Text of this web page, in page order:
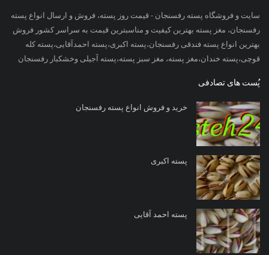
سایت و فروشگاه پسته رفسنجان - قیمت روز پسته، فروش و ارسال انواع پسته
رفسنجان، مغز پسته بهترین کیفیت و مناسبترین قیمت به سراسر کشور فروش
بهترین انواع پسته فندقی رفسنجان،پسته اکبری،پسته احمدآقایی،پسته کله
قوچی،پسته خندان،مغز پسته، مغز سبز پسته،پسته آجیلی وخشکبار رفسنجان
پُست های تصادفی
خرید و فروش انواع پسته رفسنجان
پسته اکبری
پسته احمد آقایی